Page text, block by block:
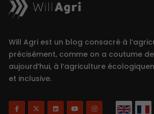
Will Agri est un blog consacré à
précisément, comme on a coutume
aujourd’hui, à l’agriculture
et inclusive.